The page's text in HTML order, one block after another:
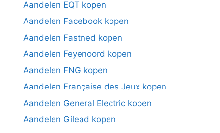
Aandelen EQT kopen
Aandelen Facebook kopen
Aandelen Fastned kopen
Aandelen Feyenoord kopen
Aandelen FNG kopen
Aandelen Française des Jeux kopen
Aandelen General Electric kopen
Aandelen Gilead kopen